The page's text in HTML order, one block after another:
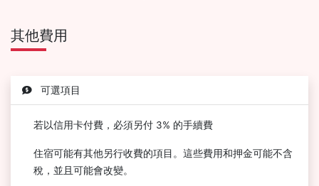
其他費用
可選項目
若以信用卡付費，必須另付 3% 的手續費
住宿可能有其他另行收費的項目。這些費用和押金可能不含
稅，並且可能會改變。